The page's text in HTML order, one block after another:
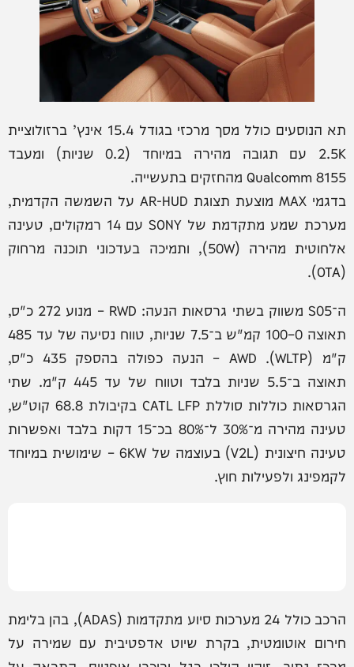
תא הנוסעים כולל מסך מרכזי בגודל 15.4 אינץ’ ברזולוציית
2.5K עם תגובה מהירה במיוחד (0.2 שניות) ומעבד
Qualcomm 8155 מהחזקים בתעשייה.
בדגמי MAX מוצעת תצוגת AR-HUD על השמשה הקדמית,
מערכת שמע מתקדמת של SONY עם 14 רמקולים, טעינה
אלחוטית מהירה (50W), ותמיכה בעדכוני תוכנה מרחוק
(OTA).
ה־S05 משווק בשתי גרסאות הנעה: RWD – מנוע 272 כ"ס,
תאוצה 0–100 קמ"ש ב־7.5 שניות, טווח נסיעה של עד 485
ק"מ (WLTP). AWD – הנעה כפולה בהספק 435 כ"ס,
תאוצה ב־5.5 שניות בלבד וטווח של עד 445 ק"מ. שתי
הגרסאות כוללות סוללת CATL LFP בקיבולת 68.8 קוט"ש,
טעינה מהירה מ־30% ל־80% בכ־15 דקות בלבד ואפשרות
טעינה חיצונית (V2L) בעוצמה של 6KW – שימושית במיוחד
לקמפינג ולפעילות חוץ.
הרכב כולל 24 מערכות סיוע מתקדמות (ADAS), בהן בלימת
חירום אוטומטית, בקרת שיוט אדפטיבית עם שמירה על